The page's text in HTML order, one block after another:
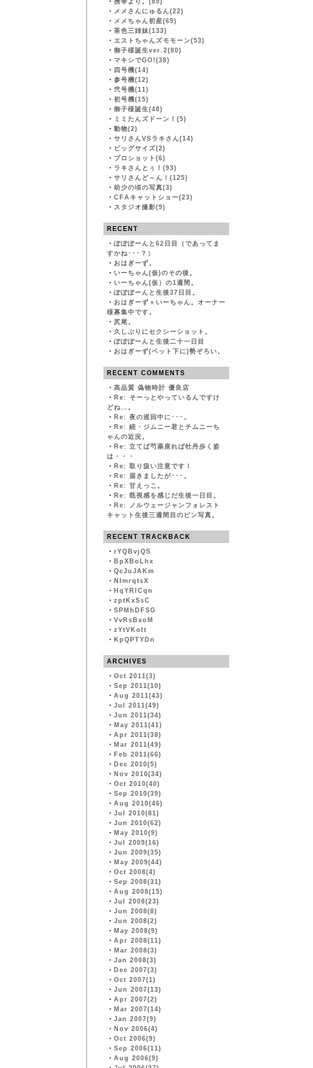
・ 携帯より。(89)
・ メメさんにゅるん(22)
・ メメちゃん初産(69)
・ 茶色三姉妹(133)
・ エストちゃんズモモーン(53)
・ 御子様誕生ver.2(80)
・ マキシでGO!(38)
・ 四号機(14)
・ 参号機(12)
・ 弐号機(11)
・ 初号機(15)
・ 御子様誕生(48)
・ ミミたんズドーン！(5)
・ 動物(2)
・ サリさんVSラキさん(14)
・ ビッグサイズ(2)
・ プロショット(6)
・ ラキさんとぅ！(93)
・ サリさんど～ん！(125)
・ 幼少の頃の写真(3)
・ CFAキャットショー(23)
・ スタジオ撮影(9)
RECENT
・ ぽぽぽーんと62日目（であってま
すかね･･･？）
・ おはぎーず。
・ いーちゃん(仮)のその後。
・ いーちゃん(仮）の1週間。
・ ぽぽぽーんと生後37日目。
・ おはぎーず＋いーちゃん。オーナー
様募集中です。
・ 尻尾。
・ 久しぶりにセクシーショット。
・ ぽぽぽーんと生後二十一日目
・ おはぎーず(ベット下に)勢ぞろい。
RECENT COMMENTS
・ 高品質 偽物時計 優良店
・ Re: そーっとやっているんですけ
どね…。
・ Re: 夜の巡回中に･･･。
・ Re: 続・ジムニー君とチムニーち
ゃんの近況。
・ Re: 立てば芍薬座れば牡丹歩く姿
は・・・
・ Re: 取り扱い注意です！
・ Re: 届きましたが･･･。
・ Re: 甘えっこ。
・ Re: 既視感を感じだ生後一日目。
・ Re: ノルウェージャンフォレスト
キャット生後三週間目のピン写真。
RECENT TRACKBACK
・ rYQBvjQS
・ BpXBoLhx
・ QcJuJAKm
・ NImrqtsX
・ HqYRlCqn
・ zptKxSsC
・ SPMhDFSG
・ VvRsBxoM
・ zYtVKoIt
・ KpQPTYDn
ARCHIVES
・ Oct 2011(3)
・ Sep 2011(10)
・ Aug 2011(43)
・ Jul 2011(49)
・ Jun 2011(34)
・ May 2011(41)
・ Apr 2011(38)
・ Mar 2011(49)
・ Feb 2011(66)
・ Dec 2010(5)
・ Nov 2010(34)
・ Oct 2010(40)
・ Sep 2010(39)
・ Aug 2010(46)
・ Jul 2010(81)
・ Jun 2010(62)
・ May 2010(9)
・ Jul 2009(16)
・ Jun 2009(35)
・ May 2009(44)
・ Oct 2008(4)
・ Sep 2008(31)
・ Aug 2008(15)
・ Jul 2008(23)
・ Jun 2008(8)
・ Jun 2008(2)
・ May 2008(9)
・ Apr 2008(11)
・ Mar 2008(3)
・ Jan 2008(3)
・ Dec 2007(3)
・ Oct 2007(1)
・ Jun 2007(13)
・ Apr 2007(2)
・ Mar 2007(14)
・ Jan 2007(9)
・ Nov 2006(4)
・ Oct 2006(9)
・ Sep 2006(11)
・ Aug 2006(9)